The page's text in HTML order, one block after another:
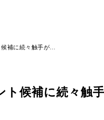
補に続々触手が…
ト候補に続々触